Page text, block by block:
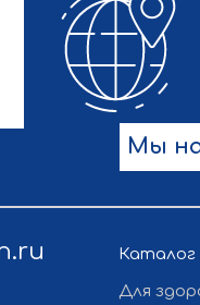
Каталог
Для
Мы